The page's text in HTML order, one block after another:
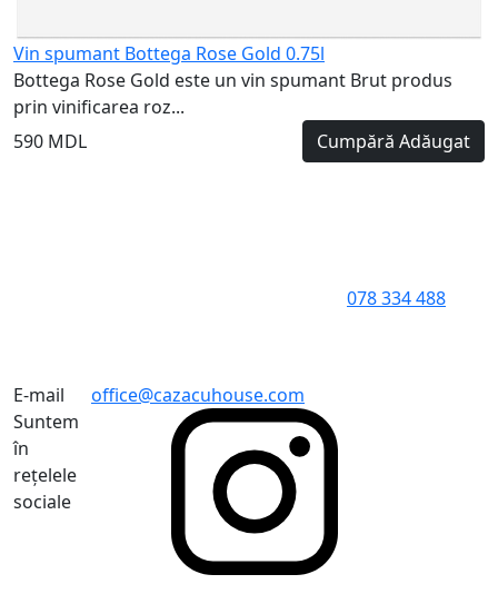
Vin spumant Bottega Rose Gold 0.75l
Bottega Rose Gold este un vin spumant Brut produs
prin vinificarea roz...
590 MDL
Cumpără Adăugat
078 334 488
E-mail
office@cazacuhouse.com
Suntem
în
rețelele
sociale